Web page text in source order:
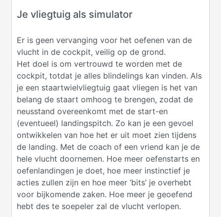
Je vliegtuig als simulator
Er is geen vervanging voor het oefenen van de
vlucht in de cockpit, veilig op de grond.
Het doel is om vertrouwd te worden met de
cockpit, totdat je alles blindelings kan vinden. Als
je een staartwielvliegtuig gaat vliegen is het van
belang de staart omhoog te brengen, zodat de
neusstand overeenkomt met de start-en
(eventueel) landingspitch. Zo kan je een gevoel
ontwikkelen van hoe het er uit moet zien tijdens
de landing. Met de coach of een vriend kan je de
hele vlucht doornemen. Hoe meer oefenstarts en
oefenlandingen je doet, hoe meer instinctief je
acties zullen zijn en hoe meer ‘bits’ je overhebt
voor bijkomende zaken. Hoe meer je geoefend
hebt des te soepeler zal de vlucht verlopen.